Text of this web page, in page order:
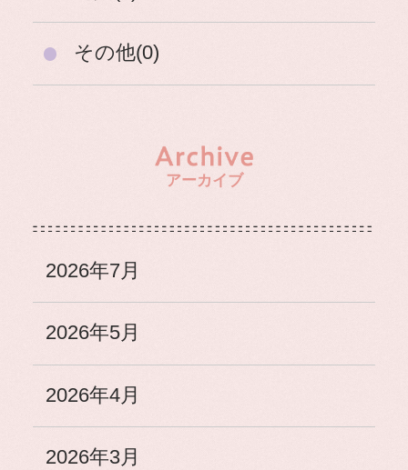
その他(0)
アーカイブ
2026年7月
2026年5月
2026年4月
2026年3月